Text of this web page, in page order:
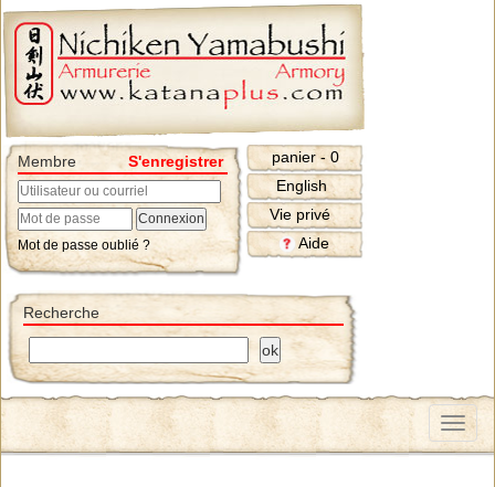
Membre S'enregistrer
Mot de passe oublié ?
panier - 0
English
Vie privé
Aide
Recherche
Menu